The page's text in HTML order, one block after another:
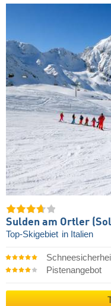
Sulden am Ortler
Top-Skigebiet in Italien
Pistenangebot